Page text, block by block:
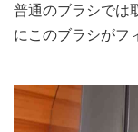
普通のブラシでは
にこのブラシがフ